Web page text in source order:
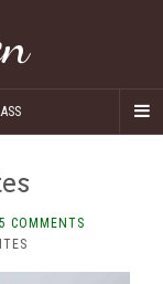
5 COMMENTS